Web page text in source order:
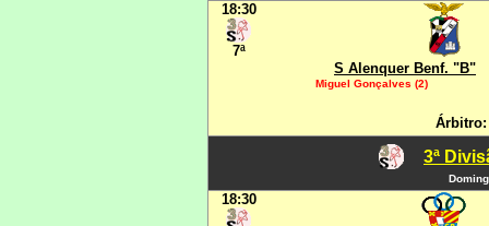
18:30
7ª
S Alenquer Benf. "B"
Miguel Gonçalves (2)
Árbitro:
3ª
18:30